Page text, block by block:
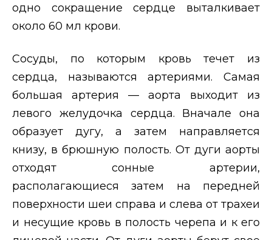
одно сокращение сердце выталкивает
около 60 мл крови.
Сосуды, по которым кровь течет из
сердца, называются артериями. Самая
большая артерия — аорта выходит из
левого желудочка сердца. Вначале она
образует дугу, а затем направляется
книзу, в брюшную полость. От дуги аорты
отходят сонные артерии,
располагающиеся затем на передней
поверхности шеи справа и слева от трахеи
и несущие кровь в полость черепа и к его